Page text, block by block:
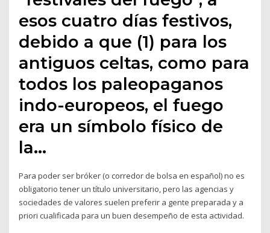
esos cuatro días festivos,
debido a que (1) para los
antiguos celtas, como para
todos los paleopaganos
indo-europeos, el fuego
era un símbolo físico de
la…
Para poder ser bróker (o corredor de bolsa en español) no es
obligatorio tener un título universitario, pero las agencias y
sociedades de valores suelen preferir a gente preparada y a
priori cualificada para un buen desempeño de esta actividad.